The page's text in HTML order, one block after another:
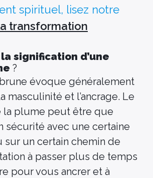
spirituel, lisez notre
transformation
signification d’une
?
évoque généralement
masculinité et l’ancrage. Le
la plume peut être que
sécurité avec une certaine
sur un certain chemin de
à passer plus de temps
pour vous ancrer et à